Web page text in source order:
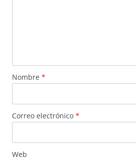
Nombre *
Correo electrónico *
Web